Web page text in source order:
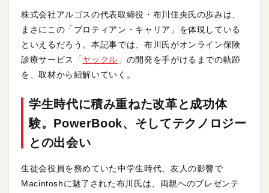
株式会社アルゴスの代表取締役・布川佳央氏の歩みは、
まさにこの「プロティアン・キャリア」を体現している
といえるだろう。本記事では、布川氏がオンライン保険
診療サービス「ヤックル 」の開発を手がけるまでの軌跡
を、取材から紐解いていく。
学生時代に積み重ねた改革と成功体
験。PowerBook、そしてテクノロジー
との出会い
生徒会役員を務めていた中学生時代、友人の影響で
Macintoshに魅了された布川氏は、両親へのプレゼンテ